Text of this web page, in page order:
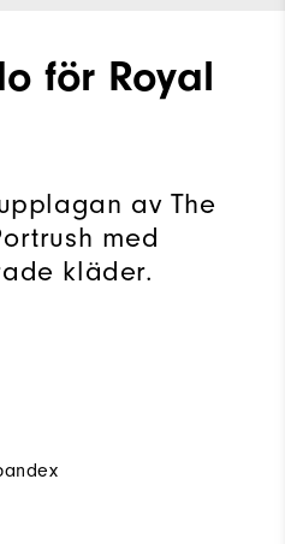
för Royal
av The
med
kläder.